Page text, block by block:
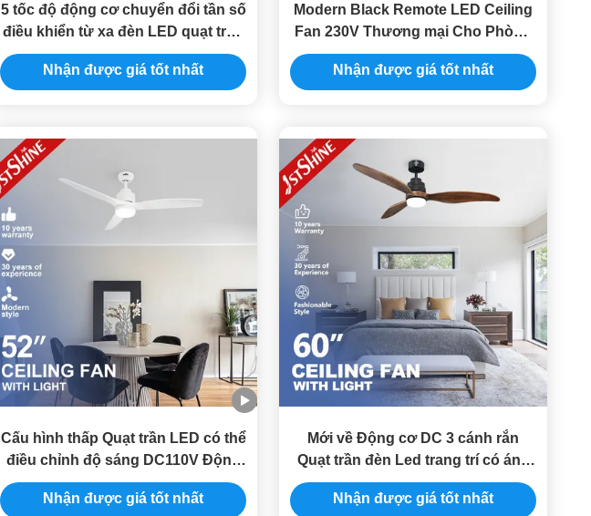
5 tốc độ động cơ chuyển đổi tần số
điều khiển từ xa đèn LED quạt trần
với lưỡi gỗ nhẹ
Nhận được giá tốt nhất
Modern Black Remote LED Ceiling
Fan 230V Thương mại Cho Phòng
Trò Trọ CE
Nhận được giá tốt nhất
Cấu hình thấp Quạt trần LED có thể
điều chỉnh độ sáng DC110V Động
cơ DC yên tĩnh có thể đảo ngược
Nhận được giá tốt nhất
Mới về Động cơ DC 3 cánh rắn
Quạt trần đèn Led trang trí có ánh
sáng
Nhận được giá tốt nhất